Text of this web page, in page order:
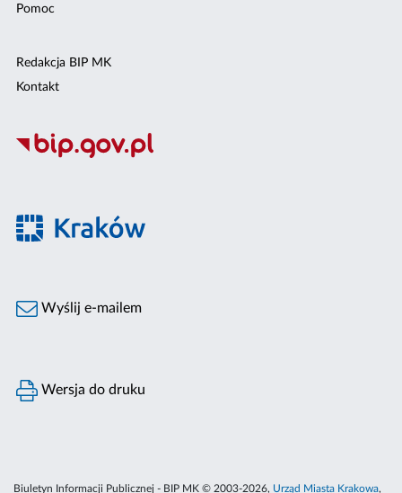
Pomoc
Redakcja BIP MK
Kontakt
Wyślij e-mailem
Wersja do druku
Biuletyn Informacji Publicznej - BIP MK © 2003-2026, Urząd Miasta Krakowa,